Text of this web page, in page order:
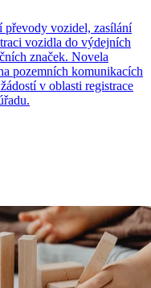
převody vozidel, zasílání
vozidla do výdejních
značek. Novela
pozemních komunikacích
v oblasti registrace